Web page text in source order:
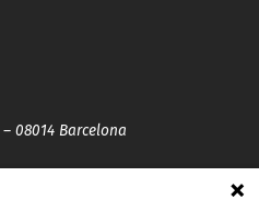
08014 Barcelona